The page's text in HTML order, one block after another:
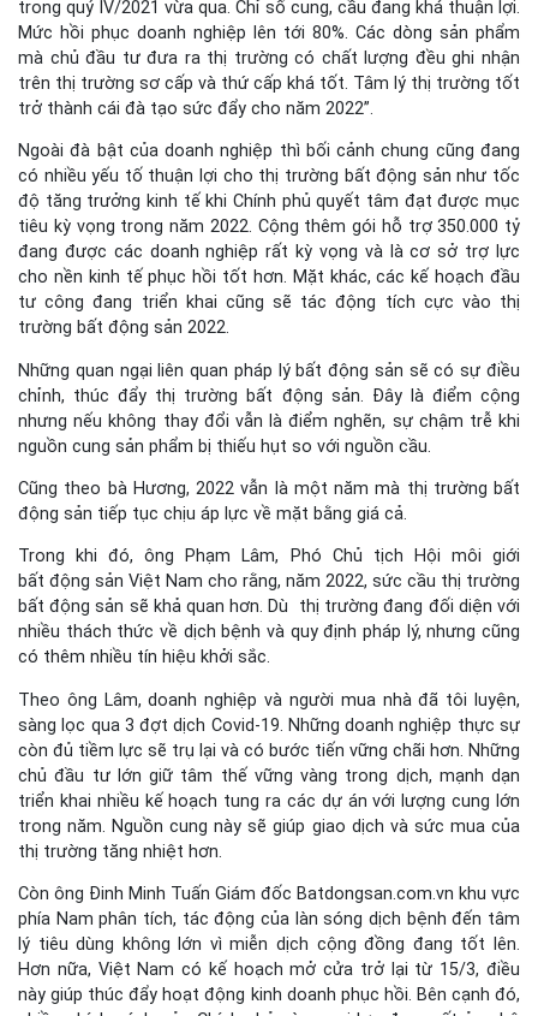
trong quý IV/2021 vừa qua. Chỉ số cung, cầu đang khá thuận lợi.
Mức hồi phục doanh nghiệp lên tới 80%. Các dòng sản phẩm
mà chủ đầu tư đưa ra thị trường có chất lượng đều ghi nhận
trên thị trường sơ cấp và thứ cấp khá tốt. Tâm lý thị trường tốt
trở thành cái đà tạo sức đẩy cho năm 2022”.
Ngoài đà bật của doanh nghiệp thì bối cảnh chung cũng đang
có nhiều yếu tố thuận lợi cho thị trường bất động sản như tốc
độ tăng trưởng kinh tế khi Chính phủ quyết tâm đạt được mục
tiêu kỳ vọng trong năm 2022. Cộng thêm gói hỗ trợ 350.000 tỷ
đang được các doanh nghiệp rất kỳ vọng và là cơ sở trợ lực
cho nền kinh tế phục hồi tốt hơn. Mặt khác, các kế hoạch đầu
tư công đang triển khai cũng sẽ tác động tích cực vào thị
trường bất động sản 2022.
Những quan ngại liên quan pháp lý bất động sản sẽ có sự điều
chỉnh, thúc đẩy thị trường bất động sản. Đây là điểm cộng
nhưng nếu không thay đổi vẫn là điểm nghẽn, sự chậm trễ khi
nguồn cung sản phẩm bị thiếu hụt so với nguồn cầu.
Cũng theo bà Hương, 2022 vẫn là một năm mà thị trường bất
động sản tiếp tục chịu áp lực về mặt bằng giá cả.
Trong khi đó, ông Phạm Lâm, Phó Chủ tịch Hội môi giới
bất động sản Việt Nam cho rằng, năm 2022, sức cầu thị trường
bất động sản sẽ khả quan hơn. Dù thị trường đang đối diện với
nhiều thách thức về dịch bệnh và quy định pháp lý, nhưng cũng
có thêm nhiều tín hiệu khởi sắc.
Theo ông Lâm, doanh nghiệp và người mua nhà đã tôi luyện,
sàng lọc qua 3 đợt dịch Covid-19. Những doanh nghiệp thực sự
còn đủ tiềm lực sẽ trụ lại và có bước tiến vững chãi hơn. Những
chủ đầu tư lớn giữ tâm thế vững vàng trong dịch, mạnh dạn
triển khai nhiều kế hoạch tung ra các dự án với lượng cung lớn
trong năm. Nguồn cung này sẽ giúp giao dịch và sức mua của
thị trường tăng nhiệt hơn.
Còn ông Đinh Minh Tuấn Giám đốc Batdongsan.com.vn khu vực
phía Nam phân tích, tác động của làn sóng dịch bệnh đến tâm
lý tiêu dùng không lớn vì miễn dịch cộng đồng đang tốt lên.
Hơn nữa, Việt Nam có kế hoạch mở cửa trở lại từ 15/3, điều
này giúp thúc đẩy hoạt động kinh doanh phục hồi. Bên cạnh đó,